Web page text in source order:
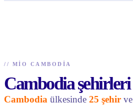
// MIO CAMBODIA
Cambodia şehirleri
Cambodia ülkesinde 25 şehir ve